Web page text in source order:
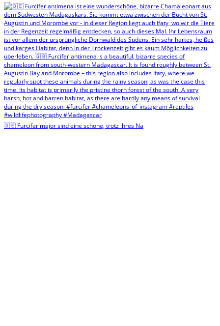
🇩🇪 Furcifer major sind eine schöne, trotz ihres Na